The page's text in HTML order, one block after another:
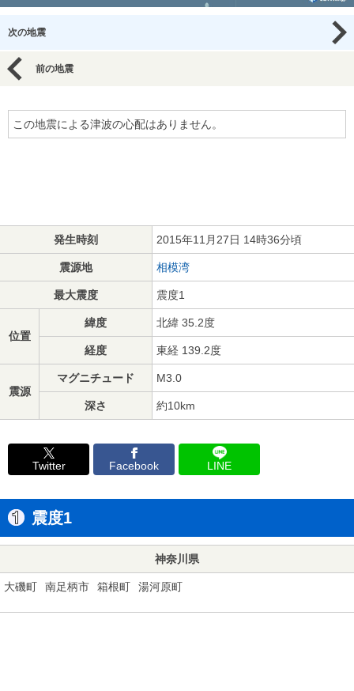
次の地震
前の地震
この地震による津波の心配はありません。
発生時刻 2015年11月27日 14時36分頃
震源地 相模湾
最大震度 震度1
位置
緯度 北緯 35.2度
経度 東経 139.2度
震源
マグニチュード M3.0
深さ 約10km
Twitter Facebook LINE
震度1
神奈川県
大磯町 南足柄市 箱根町 湯河原町